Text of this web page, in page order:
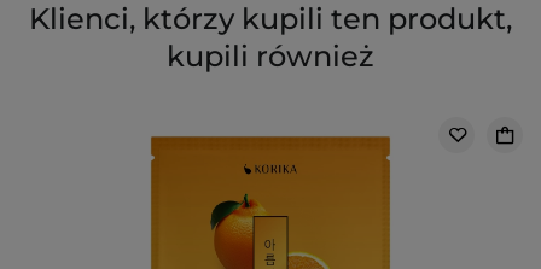
Klienci, którzy kupili ten produkt,
kupili również